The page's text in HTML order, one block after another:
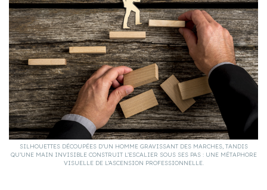
SILHOUETTES DÉCOUPÉES D’UN HOMME GRAVISSANT DES MARCHES, TANDIS
QU’UNE MAIN INVISIBLE CONSTRUIT L’ESCALIER SOUS SES PAS : UNE MÉTAPHORE
VISUELLE DE L’ASCENSION PROFESSIONNELLE.